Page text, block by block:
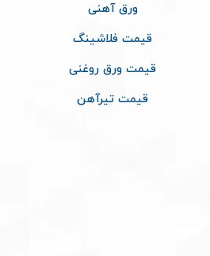
ورق آهنی
قیمت فلاشینگ
قیمت ورق روغنی
قیمت تیرآهن